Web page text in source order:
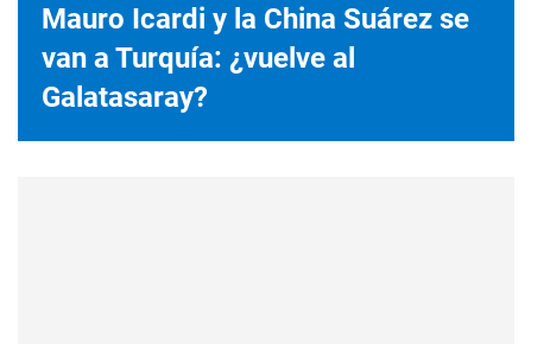
Mauro Icardi y la China Suárez se
van a Turquía: ¿vuelve al
Galatasaray?